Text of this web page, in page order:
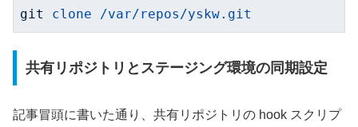
git
clone /var/repos/yskw.git
共有リポジトリとステージング環境の同期設定
記事冒頭に書いた通り、共有リポジトリの hook スクリプ